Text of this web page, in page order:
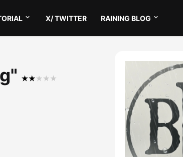
X/ TWITTER RAINING BLOG